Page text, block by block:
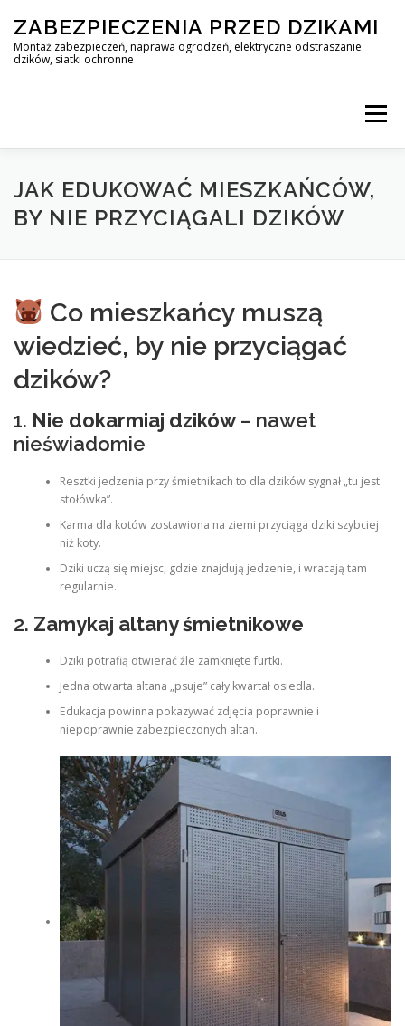
content
ZABEZPIECZENIA PRZED DZIKAMI
Montaż zabezpieczeń, naprawa ogrodzeń, elektryczne odstraszanie
dzików, siatki ochronne
Menu
STOP DZIK
ZABEZPIECZENIA PRZED DZIKAMI BLOG
KONTAKT
JAK EDUKOWAĆ MIESZKAŃCÓW,
BY NIE PRZYCIĄGALI DZIKÓW
Co mieszkańcy muszą
wiedzieć, by nie przyciągać
dzików?
1. Nie dokarmiaj dzików– nawet
nieświadomie
Resztki jedzenia przy śmietnikach to dla dzików sygnał „tu jest
stołówka”.
Karma dla kotów zostawiona na ziemi przyciąga dziki szybciej
niż koty.
Dziki uczą się miejsc, gdzie znajdują jedzenie, i wracają tam
regularnie.
2. Zamykaj altany śmietnikowe
Dziki potrafią otwierać źle zamknięte furtki.
Jedna otwarta altana „psuje” cały kwartał osiedla.
Edukacja powinna pokazywać zdjęcia poprawnie i
niepoprawnie zabezpieczonych altan.